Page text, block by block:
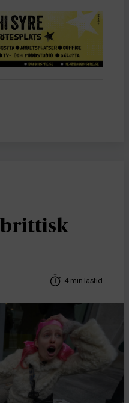
brittisk
4 min lästid